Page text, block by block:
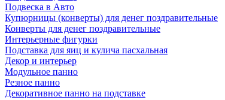
Подвеска в Авто
Купюрницы (конверты) для денег поздравительные
Конверты для денег поздравительные
Интерьерные фигурки
Подставка для яиц и кулича пасхальная
Декор и интерьер
Модульное панно
Резное панно
Декоративное панно на подставке